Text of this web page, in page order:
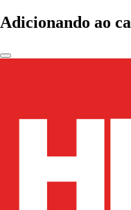
Adicionando ao